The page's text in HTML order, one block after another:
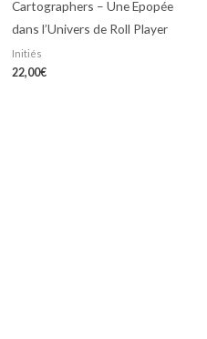
Cartographers – Une Epopée
dans l’Univers de Roll Player
Initiés
22,00€